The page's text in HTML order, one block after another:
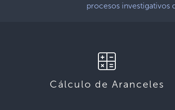
procesos investigativos
Cálculo de Aranceles